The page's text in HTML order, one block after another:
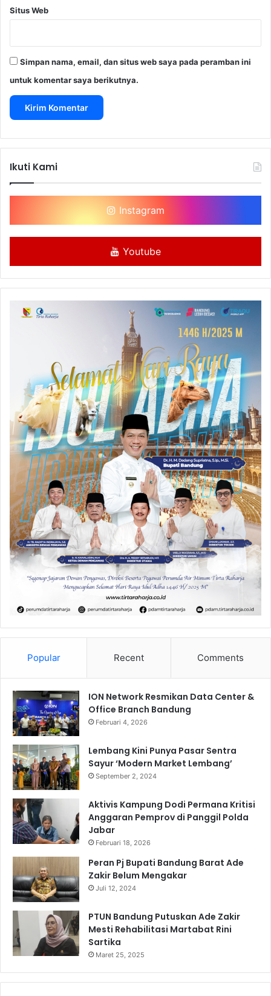
Situs Web
Simpan nama, email, dan situs web saya pada peramban ini
untuk komentar saya berikutnya.
Ikuti Kami
Instagram
Youtube
Popular Recent Comments
ION Network Resmikan Data Center &
Office Branch Bandung
Februari 4, 2026
Lembang Kini Punya Pasar Sentra
Sayur ‘Modern Market Lembang’
September 2, 2024
Aktivis Kampung Dodi Permana Kritisi
Anggaran Pemprov di Panggil Polda
Jabar
Februari 18, 2026
Peran Pj Bupati Bandung Barat Ade
Zakir Belum Mengakar
Juli 12, 2024
PTUN Bandung Putuskan Ade Zakir
Mesti Rehabilitasi Martabat Rini
Sartika
Maret 25, 2025